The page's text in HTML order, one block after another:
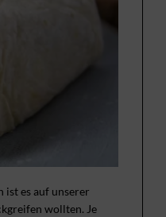
ist es auf unserer
wollten. Je